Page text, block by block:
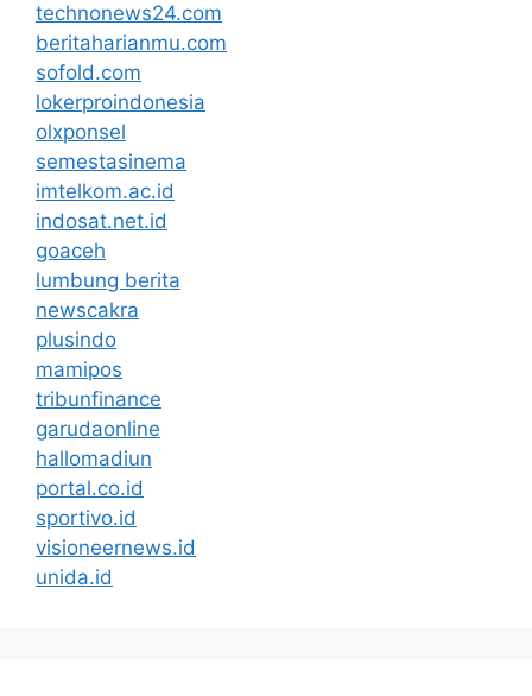
technonews24.com
beritaharianmu.com
sofold.com
lokerproindonesia
olxponsel
semestasinema
imtelkom.ac.id
indosat.net.id
goaceh
lumbung berita
newscakra
plusindo
mamipos
tribunfinance
garudaonline
hallomadiun
portal.co.id
sportivo.id
visioneernews.id
unida.id